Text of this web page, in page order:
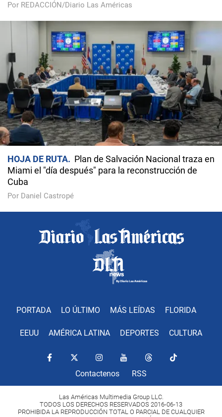
Por REDACCIÓN/Diario Las Américas
HOJA DE RUTA
Plan de Salvación Nacional traza en
Miami el "día después" para la reconstrucción de
Cuba
Por Daniel Castropé
PORTADA LO ÚLTIMO MÁS LEÍDAS FLORIDA
EEUU AMÉRICA LATINA DEPORTES CULTURA
Contactenos RSS
Las Américas Multimedia Group LLC.
TODOS LOS DERECHOS RESERVADOS 2016-06-13
PROHIBIDA LA REPRODUCCIÓN TOTAL O PARCIAL DE CUALQUIER